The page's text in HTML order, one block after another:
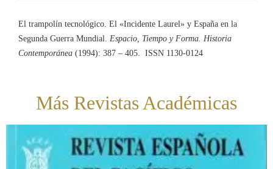
El trampolín tecnológico. El «Incidente Laurel» y España en la
Segunda Guerra Mundial. Espacio, Tiempo y Forma. Historia
Contemporánea (1994): 387 – 405. ISSN 1130-0124
Más Revistas Académicas